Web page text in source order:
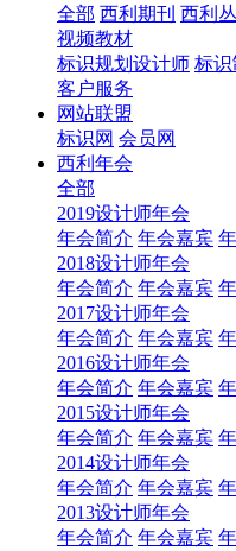
全部 西利期刊 西利
视频教材
标识规划设计师 标
客户服务
网站联盟
标识网 会员网
西利年会
全部
2019设计师年会
年会简介 年会嘉宾
2018设计师年会
年会简介 年会嘉宾
2017设计师年会
年会简介 年会嘉宾
2016设计师年会
年会简介 年会嘉宾
2015设计师年会
年会简介 年会嘉宾
2014设计师年会
年会简介 年会嘉宾
2013设计师年会
年会简介 年会嘉宾